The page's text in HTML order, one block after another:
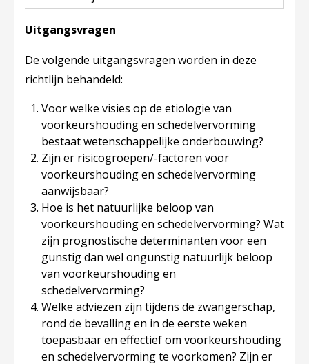
Uitgangsvragen
De volgende uitgangsvragen worden in deze
richtlijn behandeld:
Voor welke visies op de etiologie van
voorkeurshouding en schedelvervorming
bestaat wetenschappelijke onderbouwing?
Zijn er risicogroepen/-factoren voor
voorkeurshouding en schedelvervorming
aanwijsbaar?
Hoe is het natuurlijke beloop van
voorkeurshouding en schedelvervorming? Wat
zijn prognostische determinanten voor een
gunstig dan wel ongunstig natuurlijk beloop
van voorkeurshouding en
schedelvervorming?
Welke adviezen zijn tijdens de zwangerschap,
rond de bevalling en in de eerste weken
toepasbaar en effectief om voorkeurshouding
en schedelvervorming te voorkomen? Zijn er